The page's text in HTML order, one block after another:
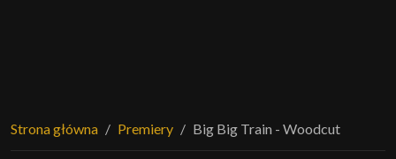
Strona główna Premiery Big Big Train - Woodcut